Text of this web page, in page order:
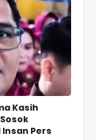
Kasih
Pers